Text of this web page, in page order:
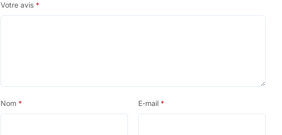
Votre avis *
Nom * E-mail *